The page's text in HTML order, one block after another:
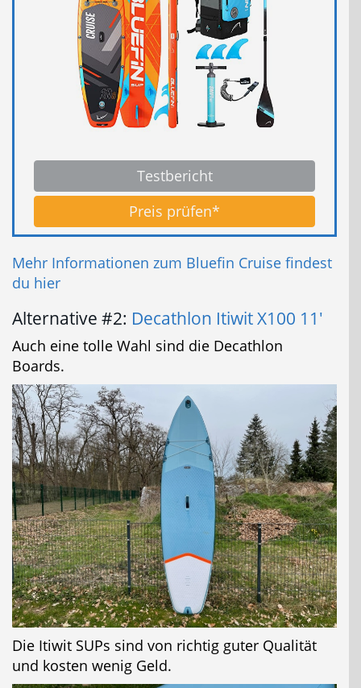
Testbericht
Preis prüfen*
Mehr Informationen zum Bluefin Cruise findest
du hier
Alternative #2: Decathlon Itiwit X100 11'
Auch eine tolle Wahl sind die Decathlon
Boards.
Die Itiwit SUPs sind von richtig guter Qualität
und kosten wenig Geld.